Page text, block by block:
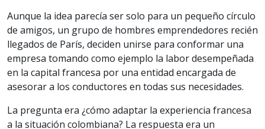
Aunque la idea parecía ser solo para un pequeño círculo
de amigos, un grupo de hombres emprendedores recién
llegados de París, deciden unirse para conformar una
empresa tomando como ejemplo la labor desempeñada
en la capital francesa por una entidad encargada de
asesorar a los conductores en todas sus necesidades.
La pregunta era ¿cómo adaptar la experiencia francesa
a la situación colombiana? La respuesta era un